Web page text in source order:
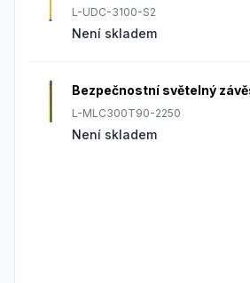
L-UDC-3100-S2
Není skladem
Bezpečnostní světelný
L-MLC300T90-2250
Není skladem